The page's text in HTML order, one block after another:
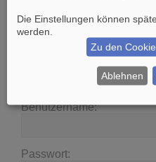
Benutzername:
Passwort:
Die Einstellungen können
werden.
Zu den
Ablehnen